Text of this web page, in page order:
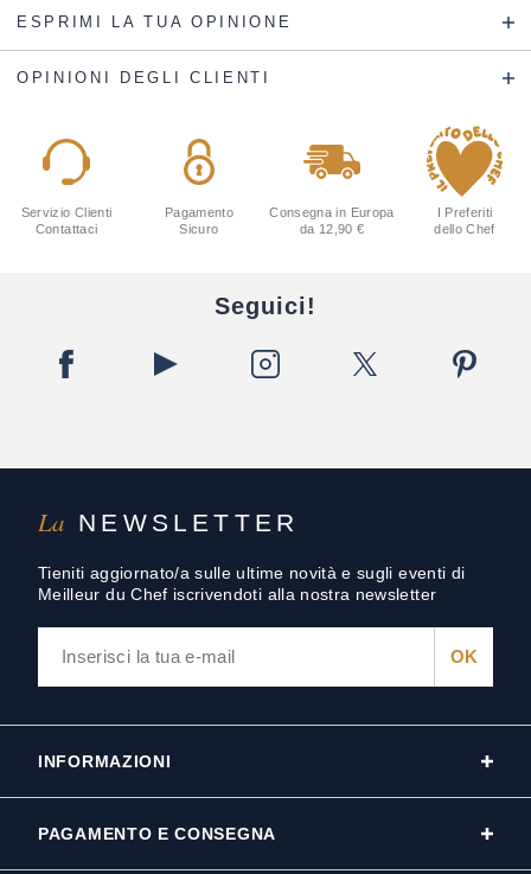
ESPRIMI LA TUA OPINIONE
OPINIONI DEGLI CLIENTI
La NEWSLETTER
Tieniti aggiornato/a sulle ultime novità e sugli eventi di
Meilleur du Chef iscrivendoti alla nostra newsletter
Servizio Clienti
Contattaci
Pagamento
Sicuro
Consegna in Europa
da 12,90 €
I Preferiti
dello Chef
Seguici!
INFORMAZIONI
PAGAMENTO E CONSEGNA